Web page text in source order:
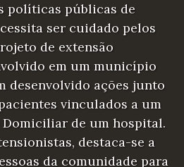
políticas públicas de
ser cuidado pelos
de extensão
em um município
desenvolvido ações junto
vinculados a um
Domiciliar de um hospital.
destaca-se a
da comunidade para